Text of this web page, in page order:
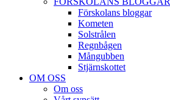
Förskolans bloggar
Kometen
Solstrålen
Regnbågen
Mångubben
Stjärnskottet
OM OSS
Om oss